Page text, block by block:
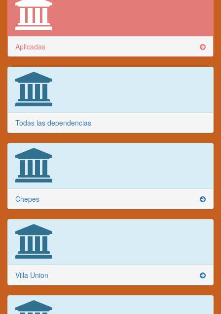
Aplicadas
Todas las dependencias
Chepes
Villa Union